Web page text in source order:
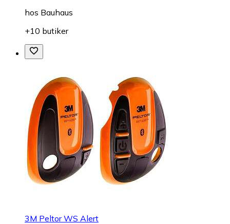
hos Bauhaus
+10 butiker
3M Peltor WS Alert